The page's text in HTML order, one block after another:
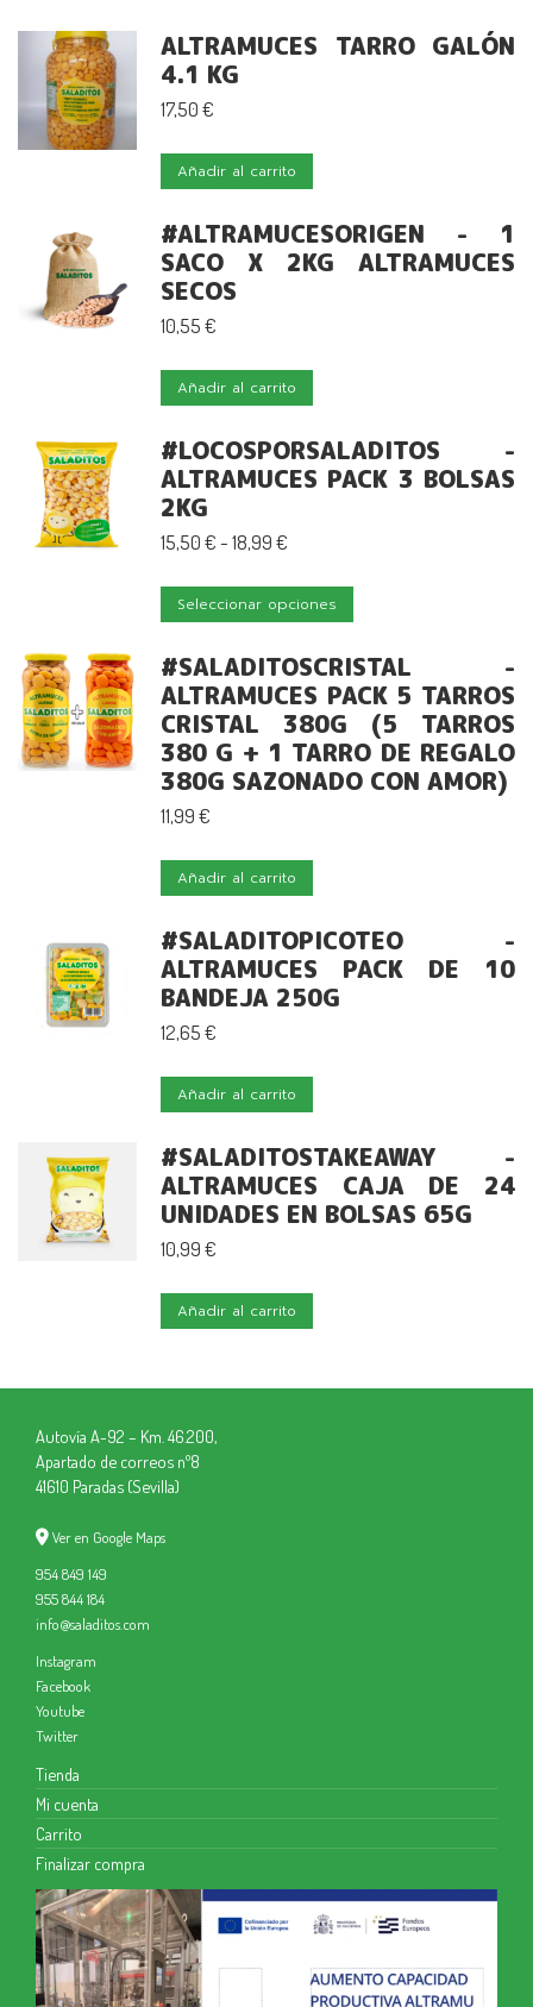
ALTRAMUCES TARRO GALÓN
4.1 KG
17,50€
Añadir al carrito
#ALTRAMUCESORIGEN - 1
SACO X 2KG ALTRAMUCES
SECOS
10,55€
Añadir al carrito
#LOCOSPORSALADITOS -
ALTRAMUCES PACK 3 BOLSAS
2KG
15,50€-18,99€
precios:
desde
15,50 €
hasta
18,99 €
Seleccionar opciones
producto
tiene
múltiples
variantes.
Las
opciones
la
página
de
#SALADITOSCRISTAL -
ALTRAMUCES PACK 5 TARROS
CRISTAL 380G (5 TARROS
380 G + 1 TARRO DE REGALO
380G SAZONADO CON AMOR)
11,99€
Añadir al carrito
#SALADITOPICOTEO -
ALTRAMUCES PACK DE 10
BANDEJA 250G
12,65€
Añadir al carrito
#SALADITOSTAKEAWAY -
ALTRAMUCES CAJA DE 24
UNIDADES EN BOLSAS 65G
10,99€
Añadir al carrito
Autovía A-92 – Km. 46.200,
Apartado de correos nº8
41610 Paradas (Sevilla)
Ver en Google Maps
954 849 149
955 844 184
info@saladitos.com
Instagram
Facebook
Youtube
Twitter
Tienda
Mi cuenta
Carrito
Finalizar compra